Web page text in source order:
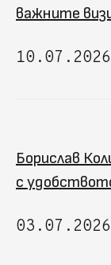
важните
10.07.2026
Борислав
с
03.07.2026